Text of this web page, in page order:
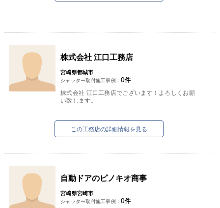
株式会社 江口工務店
宮崎県都城市
シャッター取付施工事例： 0件
株式会社 江口工務店でございます！よろしくお願
い致します。
この工務店の詳細情報を見る
自動ドアのピノキオ商事
宮崎県宮崎市
シャッター取付施工事例： 0件